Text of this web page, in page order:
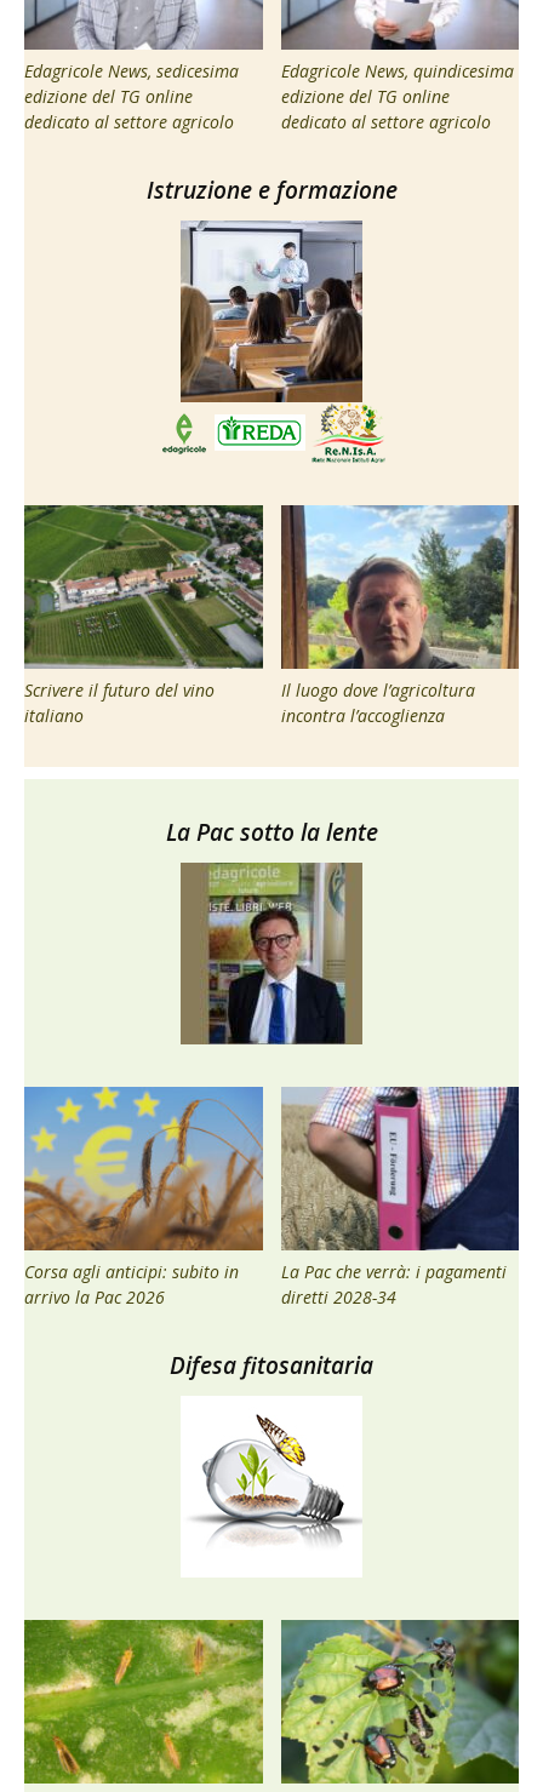
Edagricole News, sedicesima
edizione del TG online
dedicato al settore agricolo
Edagricole News, quindicesima
edizione del TG online
dedicato al settore agricolo
Istruzione e formazione
Scrivere il futuro del vino
italiano
Il luogo dove l’agricoltura
incontra l’accoglienza
La Pac sotto la lente
Corsa agli anticipi: subito in
arrivo la Pac 2026
La Pac che verrà: i pagamenti
diretti 2028-34
Difesa fitosanitaria